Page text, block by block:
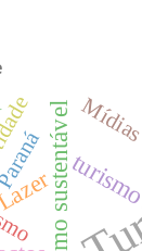
Turismo sustentávelturismo